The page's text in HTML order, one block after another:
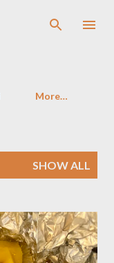
More…
SHOW ALL